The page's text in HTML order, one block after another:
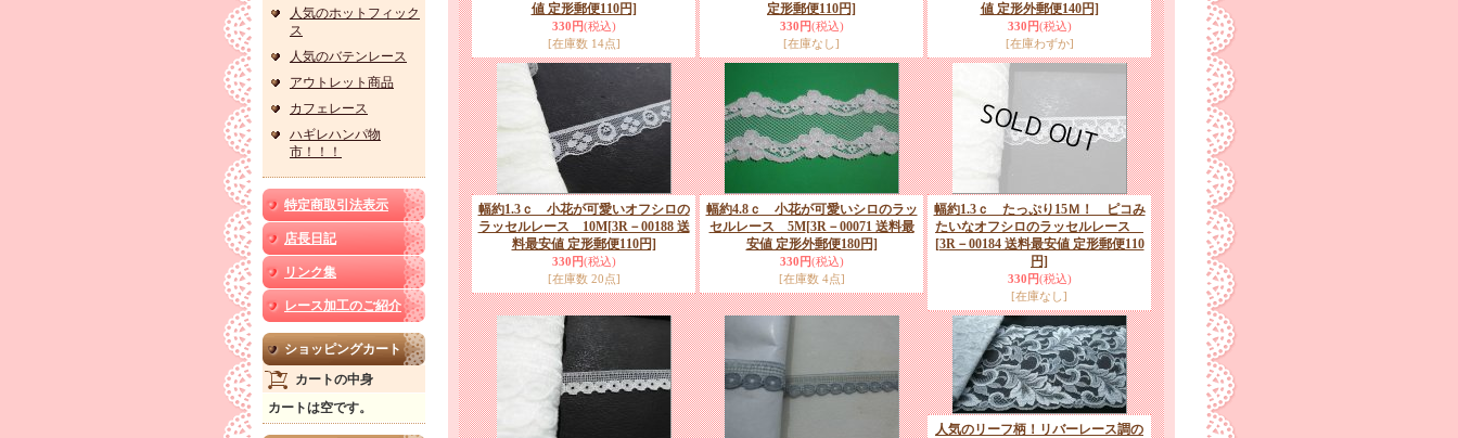
人気のホットフィック
ス
人気のバテンレース
アウトレット商品
カフェレース
ハギレハンパ物
市！！！
特定商取引法表示
店長日記
リンク集
レース加工のご紹介
ショッピングカート
カートの中身
カートは空です。
値 定形郵便110円]
330円(税込)
[在庫数 14点]
定形郵便110円]
330円(税込)
[在庫なし]
値 定形外郵便140円]
330円(税込)
[在庫わずか]
幅約1.3ｃ 小花が可愛いオフシロの
ラッセルレース 10M[3R－00188 送
料最安値 定形郵便110円]
330円(税込)
[在庫数 20点]
幅約4.8ｃ 小花が可愛いシロのラッ
セルレース 5M[3R－00071 送料最
安値 定形外郵便180円]
330円(税込)
[在庫数 4点]
幅約1.3ｃ たっぷり15Ｍ！ ピコみ
たいなオフシロのラッセルレース
[3R－00184 送料最安値 定形郵便110
円]
330円(税込)
[在庫なし]
人気のリーフ柄！リバーレース調の